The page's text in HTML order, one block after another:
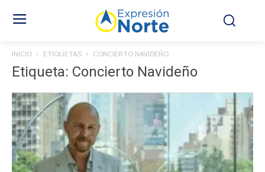
INICIO ETIQUETAS CONCIERTO NAVIDEÑO
Etiqueta: Concierto Navideño